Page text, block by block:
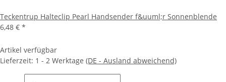
Teckentrup Halteclip Pearl Handsender f&uuml;r Sonnenblende
6,48 € *
Artikel verfügbar
Lieferzeit: 1 - 2 Werktage (DE - Ausland abweichend)